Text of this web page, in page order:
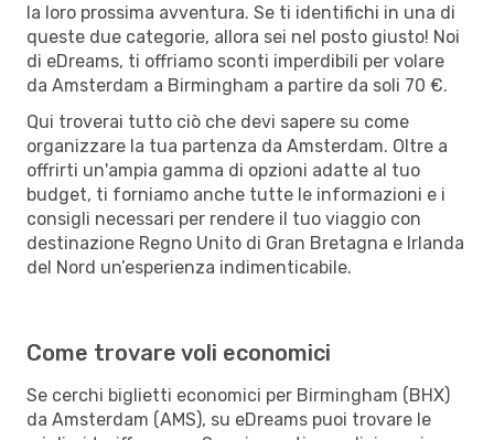
la loro prossima avventura. Se ti identifichi in una di
queste due categorie, allora sei nel posto giusto! Noi
di eDreams, ti offriamo sconti imperdibili per volare
da Amsterdam a Birmingham a partire da soli 70 €.
Qui troverai tutto ciò che devi sapere su come
organizzare la tua partenza da Amsterdam. Oltre a
offrirti un'ampia gamma di opzioni adatte al tuo
budget, ti forniamo anche tutte le informazioni e i
consigli necessari per rendere il tuo viaggio con
destinazione Regno Unito di Gran Bretagna e Irlanda
del Nord un’esperienza indimenticabile.
Come trovare voli economici
Se cerchi biglietti economici per Birmingham (BHX)
da Amsterdam (AMS), su eDreams puoi trovare le